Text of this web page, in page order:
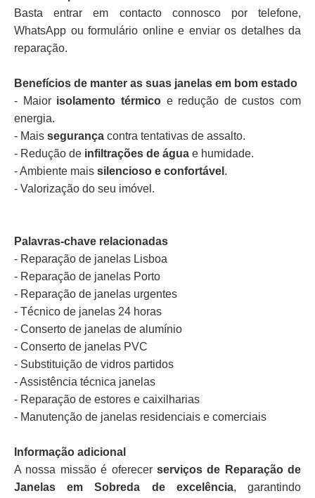
Basta entrar em contacto connosco por telefone,
WhatsApp ou formulário online e enviar os detalhes da
reparação.
Benefícios de manter as suas janelas em bom estado
- Maior isolamento térmicoe redução de custos com
energia.
- Mais segurança contra tentativas de assalto.
- Redução de infiltrações de água e humidade.
- Ambiente mais silencioso e confortável .
- Valorização do seu imóvel.
Palavras-chave relacionadas
- Reparação de janelas Lisboa
- Reparação de janelas Porto
- Reparação de janelas urgentes
- Técnico de janelas 24 horas
- Conserto de janelas de alumínio
- Conserto de janelas PVC
- Substituição de vidros partidos
- Assistência técnica janelas
- Reparação de estores e caixilharias
- Manutenção de janelas residenciais e comerciais
Informação adicional
A nossa missão é oferecer serviços de Reparação de
Janelas em Sobreda de excelência, garantindo